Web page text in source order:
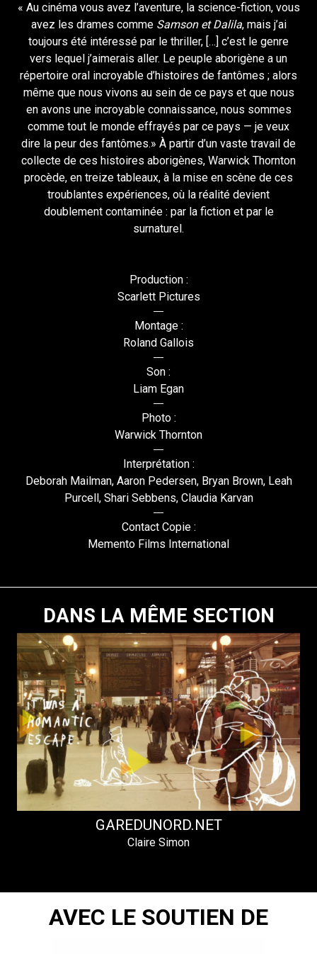
« Au cinéma vous avez l’aventure, la science-fiction, vous
avez les drames comme Samson et Dalila, mais j’ai
toujours été intéressé par le thriller, […] c’est le genre
vers lequel j’aimerais aller. Le peuple aborigène a un
répertoire oral incroyable d’histoires de fantômes ; alors
même que nous vivons au sein de ce pays et que nous
en avons une incroyable connaissance, nous sommes
comme tout le monde effrayés par ce pays — je veux
dire la peur des fantômes.» À partir d’un vaste travail de
collecte de ces histoires aborigènes, Warwick Thornton
procède, en treize tableaux, à la mise en scène de ces
troublantes expériences, où la réalité devient
doublement contaminée : par la fiction et par le
surnaturel.
Production :
Scarlett Pictures
Montage :
Roland Gallois
Son :
Liam Egan
Photo :
Warwick Thornton
Interprétation :
Deborah Mailman, Aaron Pedersen, Bryan Brown, Leah
Purcell, Shari Sebbens, Claudia Karvan
Contact Copie :
Memento Films International
DANS LA MÊME SECTION
GAREDUNORD.NET
Claire Simon
AVEC LE SOUTIEN DE